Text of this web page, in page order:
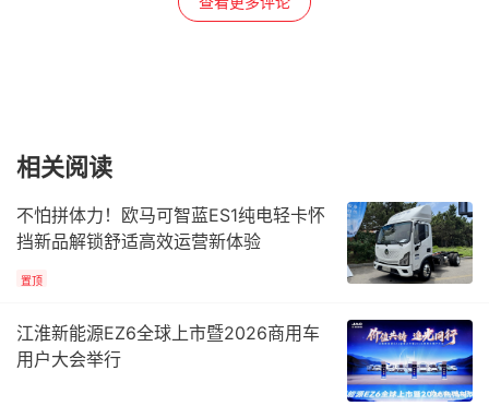
相关阅读
不怕拼体力！欧马可智蓝ES1纯电轻卡怀
挡新品解锁舒适高效运营新体验
置顶
江淮新能源EZ6全球上市暨2026商用车
用户大会举行